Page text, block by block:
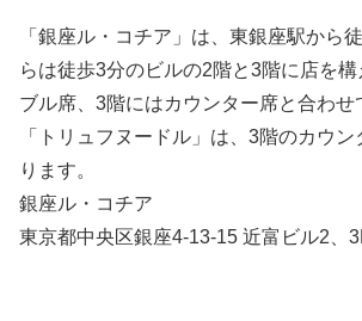
「銀座ル・コチア」は、東銀座駅から
らは徒歩3分のビルの2階と3階に店を
ブル席、3階にはカウンター席と合わ
「トリュフヌードル」は、3階のカウ
ります。
銀座ル・コチア
東京都中央区銀座4-13-15 近富ビル2、